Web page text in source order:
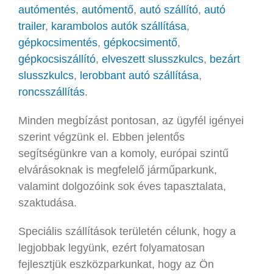
autómentés, autómentő, autó szállító, autó
trailer, karambolos autók szállítása,
gépkocsimentés, gépkocsimentő,
gépkocsiszállító, elveszett slusszkulcs, bezárt
slusszkulcs, lerobbant autó szállítása,
roncsszállítás.
Minden megbízást pontosan, az ügyfél igényei
szerint végzünk el. Ebben jelentős
segítségünkre van a komoly, európai szintű
elvárásoknak is megfelelő járműparkunk,
valamint dolgozóink sok éves tapasztalata,
szaktudása.
Speciális szállítások területén célunk, hogy a
legjobbak legyünk, ezért folyamatosan
fejlesztjük eszközparkunkat, hogy az Ön